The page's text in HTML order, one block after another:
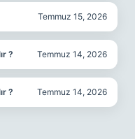
Temmuz 15, 2026
? Temmuz 14, 2026
? Temmuz 14, 2026